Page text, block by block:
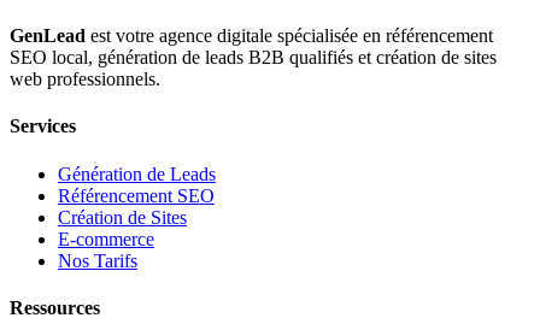
GenLead est votre agence digitale spécialisée en référencement
SEO local, génération de leads B2B qualifiés et création de sites
web professionnels.
Services
Génération de Leads
Référencement SEO
Création de Sites
E-commerce
Nos Tarifs
Ressources